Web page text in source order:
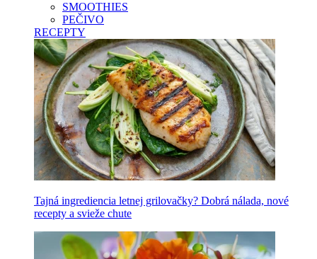
SMOOTHIES
PEČIVO
RECEPTY
Tajná ingrediencia letnej grilovačky? Dobrá nálada, nové
recepty a svieže chute